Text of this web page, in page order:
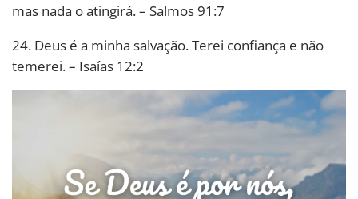
mas nada o atingirá. – Salmos 91:7
24. Deus é a minha salvação. Terei confiança e não
temerei. – Isaías 12:2